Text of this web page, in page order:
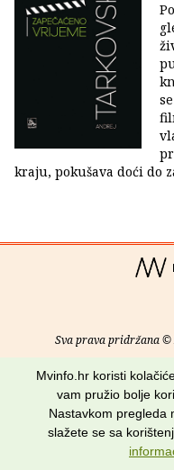
kraju, pokušava doći do
Sva prava pridržana ©
O nama• Pomoć
Mvinfo.hr koristi
vam pružio bolje
Nastavkom pregleda
slažete se sa